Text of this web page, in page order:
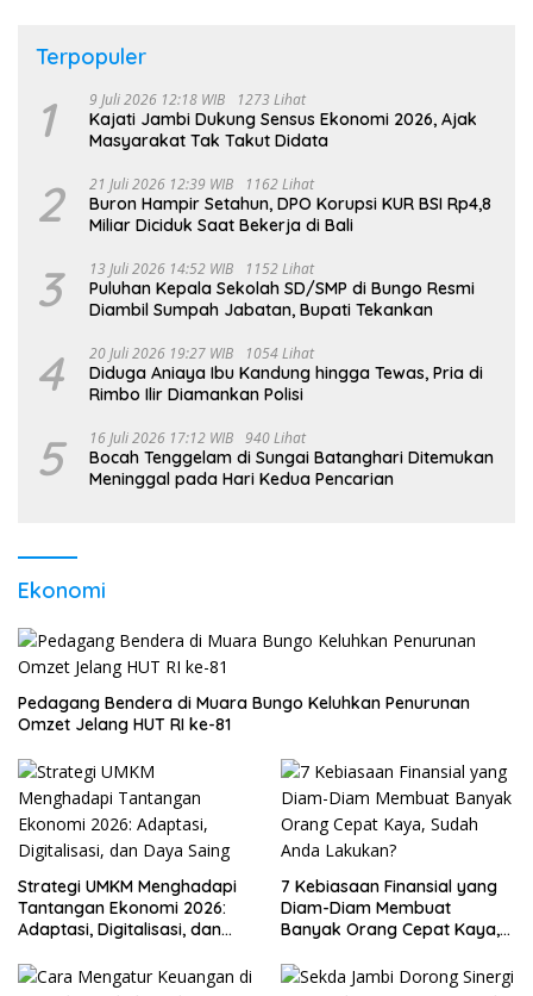
Terpopuler
1 9 Juli 2026 12:18 WIB 1273 Lihat
Kajati Jambi Dukung Sensus Ekonomi 2026, Ajak
Masyarakat Tak Takut Didata
2 21 Juli 2026 12:39 WIB 1162 Lihat
Buron Hampir Setahun, DPO Korupsi KUR BSI Rp4,8
Miliar Diciduk Saat Bekerja di Bali
3 13 Juli 2026 14:52 WIB 1152 Lihat
Puluhan Kepala Sekolah SD/SMP di Bungo Resmi
Diambil Sumpah Jabatan, Bupati Tekankan
4 20 Juli 2026 19:27 WIB 1054 Lihat
Diduga Aniaya Ibu Kandung hingga Tewas, Pria di
Rimbo Ilir Diamankan Polisi
5 16 Juli 2026 17:12 WIB 940 Lihat
Bocah Tenggelam di Sungai Batanghari Ditemukan
Meninggal pada Hari Kedua Pencarian
Ekonomi
Pedagang Bendera di Muara Bungo Keluhkan Penurunan
Omzet Jelang HUT RI ke-81
Strategi UMKM Menghadapi
Tantangan Ekonomi 2026:
Adaptasi, Digitalisasi, dan
7 Kebiasaan Finansial yang
Diam-Diam Membuat
Banyak Orang Cepat Kaya,